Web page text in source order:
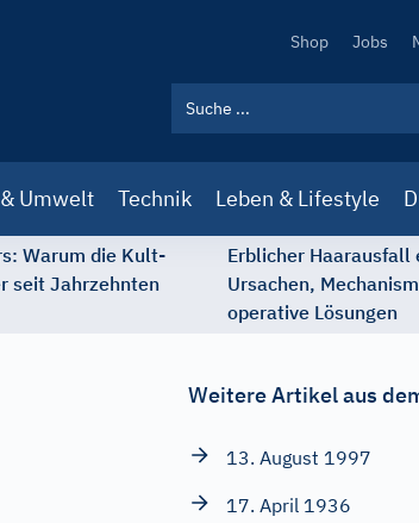
Secondary
Shop Jobs
Umwelt Technik Leben & Lifestyle
Warum die Kult-
seit Jahrzehnten
Erblicher
Ursachen,
operative Lösungen
Weitere Artikel aus
13. August 1997
17. April 1936